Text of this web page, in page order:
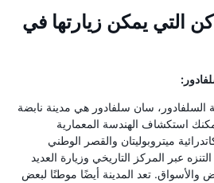
التي يمكن زيارتها في
السلفادور، سان سلفادور هي مدينة نابضة
استكشاف الهندسة المعمارية
ميتروبوليتان والقصر الوطني
عبر المركز التاريخي وزيارة العديد
والأسواق. تعد المدينة أيضًا موطنًا لبعض